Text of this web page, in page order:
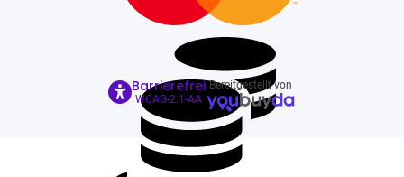
Barrierefrei
WCAG-2.1-AA
Bereitgestellt von